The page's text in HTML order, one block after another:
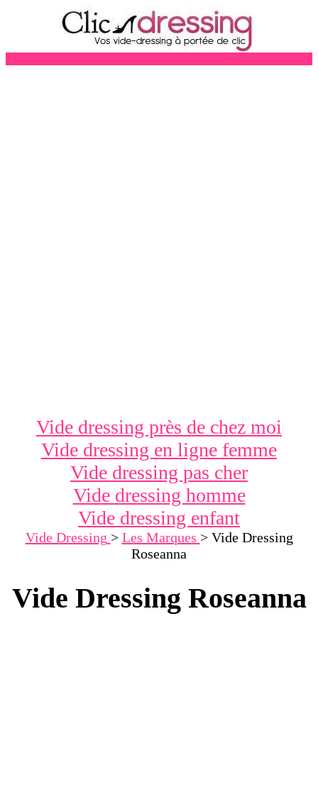
Vide dressing près de chez moi
Vide dressing en ligne femme
Vide dressing pas cher
Vide dressing homme
Vide dressing enfant
Vide Dressing > Les Marques > Vide Dressing
Roseanna
Vide Dressing Roseanna